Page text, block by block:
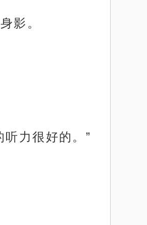
影。
力很好的。”